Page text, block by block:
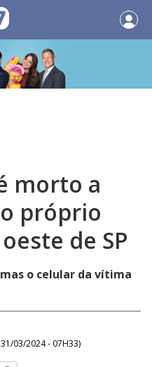
morto a
próprio
de SP
o celular da vítima
31/03/2024 - 07H33)